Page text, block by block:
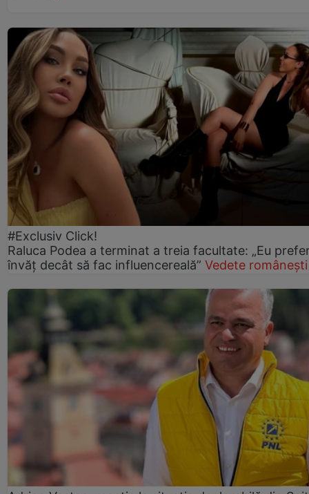
#Exclusiv Click!
Raluca Podea a terminat a treia facultate: „Eu
învăț decât să fac influencereală” Vedete românești